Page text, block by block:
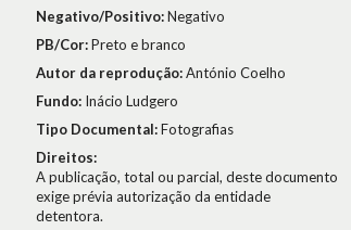
Negativo/Positivo:Negativo
PB/Cor:Preto e branco
Autor da reprodução:António Coelho
Fundo: Inácio Ludgero
Tipo Documental:Fotografias
Direitos:
A publicação, total ou parcial, deste documento
exige prévia autorização da entidade
detentora.